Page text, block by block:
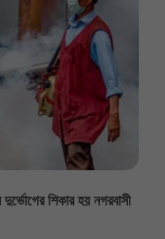
শিকার হয় নগরবাসী